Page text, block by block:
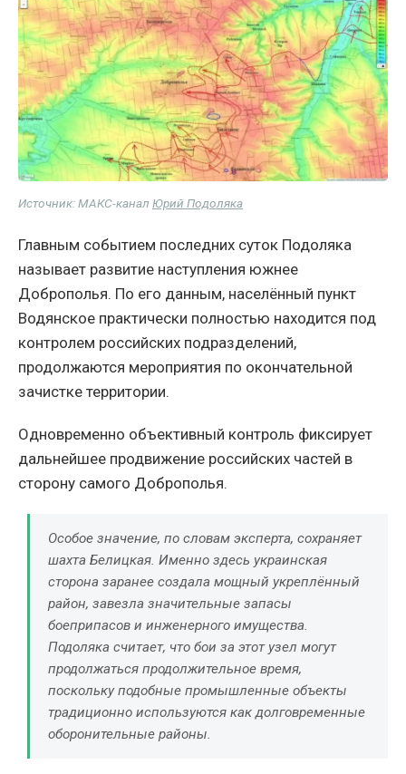
Источник: МАКС-канал Юрий Подоляка
Главным событием последних суток Подоляка
называет развитие наступления южнее
Доброполья. По его данным, населённый пункт
Водянское практически полностью находится под
контролем российских подразделений,
продолжаются мероприятия по окончательной
зачистке территории.
Одновременно объективный контроль фиксирует
дальнейшее продвижение российских частей в
сторону самого Доброполья.
Особое значение, по словам эксперта, сохраняет
шахта Белицкая. Именно здесь украинская
сторона заранее создала мощный укреплённый
район, завезла значительные запасы
боеприпасов и инженерного имущества.
Подоляка считает, что бои за этот узел могут
продолжаться продолжительное время,
поскольку подобные промышленные объекты
традиционно используются как долговременные
оборонительные районы.